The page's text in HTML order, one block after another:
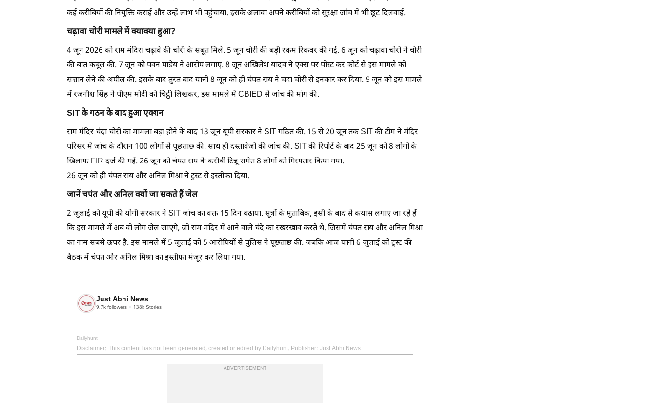
कई करीबियों की नियुक्ति कराई और उन्हें लाभ भी पहुंचाया. इसके अलावा अपने करीबियों को सुरक्षा जांच में भी छूट दिलवाई.
चढ़ावा चोरी मामले में क्याक्या हुआ?
4 जून 2026 को राम मंदिरा चढ़ावे की चोरी के सबूत मिले. 5 जून चोरी की बड़ी रकम रिकवर की गई. 6 जून को चढ़ावा चोरों ने चोरी
की बात कबूल की. 7 जून को पवन पांडेय ने आरोप लगाए. 8 जून अखिलेश यादव ने एक्स पर पोस्ट कर कोर्ट से इस मामले को
संज्ञान लेने की अपील की. इसके बाद तुरंत बाद यानी 8 जून को ही चंपत राय ने चंदा चोरी से इनकार कर दिया. 9 जून को इस मामले
में रजनीश सिंह ने पीएम मोदी को चिट्ठी लिखकर, इस मामले में CBIED से जांच की मांग की.
SIT के गठन के बाद हुआ एक्शन
राम मंदिर चंदा चोरी का मामला बड़ा होने के बाद 13 जून यूपी सरकार ने SIT गठित की. 15 से 20 जून तक SIT की टीम ने मंदिर
परिसर में जांच के दौरान 100 लोगों से पूछताछ की. साथ ही दस्तावेजों की जांच की. SIT की रिपोर्ट के बाद 25 जून को 8 लोगों के
खिलाफ FIR दर्ज की गई. 26 जून को चंपत राय के करीबी टिन्नू समेत 8 लोगों को गिरफ्तार किया गया.
26 जून को ही चंपत राय और अनिल मिश्रा ने ट्रस्ट से इस्तीफा दिया.
जानें चपंत और अनिल क्यों जा सकते हैं जेल
2 जुलाई को यूपी की योगी सरकार ने SIT जांच का वक्त 15 दिन बढ़ाया. सूत्रों के मुताबिक, इसी के बाद से कयास लगाए जा रहे हैं
कि इस मामले में अब वो लोग जेल जाएंगे, जो राम मंदिर में आने वाले चंदे का रखरखाव करते थे. जिसमें चंपत राय और अनिल मिश्रा
का नाम सबसे ऊपर है. इस मामले में 5 जुलाई को 5 आरोपियों से पुलिस ने पूछताछ की. जबकि आज यानी 6 जुलाई को ट्रस्ट की
बैठक में चंपत और अनिल मिश्रा का इस्तीफा मंजूर कर लिया गया.
Just Abhi News
9.7k followers 138k Stories
Dailyhunt
Disclaimer: This content has not been generated, created or edited by Dailyhunt. Publisher: Just Abhi News
ADVERTISEMENT